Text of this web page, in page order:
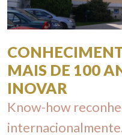
MAIS DE 100
INOVAR
Know-how